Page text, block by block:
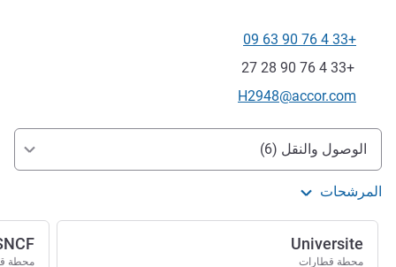
الهاتف
+33 4 76 90 63 09
فاكس
+33 4 76 90 28 27
تواصل معنا عبر البريد الإلكتروني
H2948@accor.com
الوصول والتنقل
الوصول والنقل (6)
المرشحات
Universite
محطة قطارات محطة